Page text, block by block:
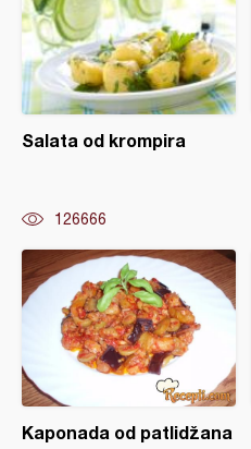
Salata od krompira
126666
Kaponada od patlidžana